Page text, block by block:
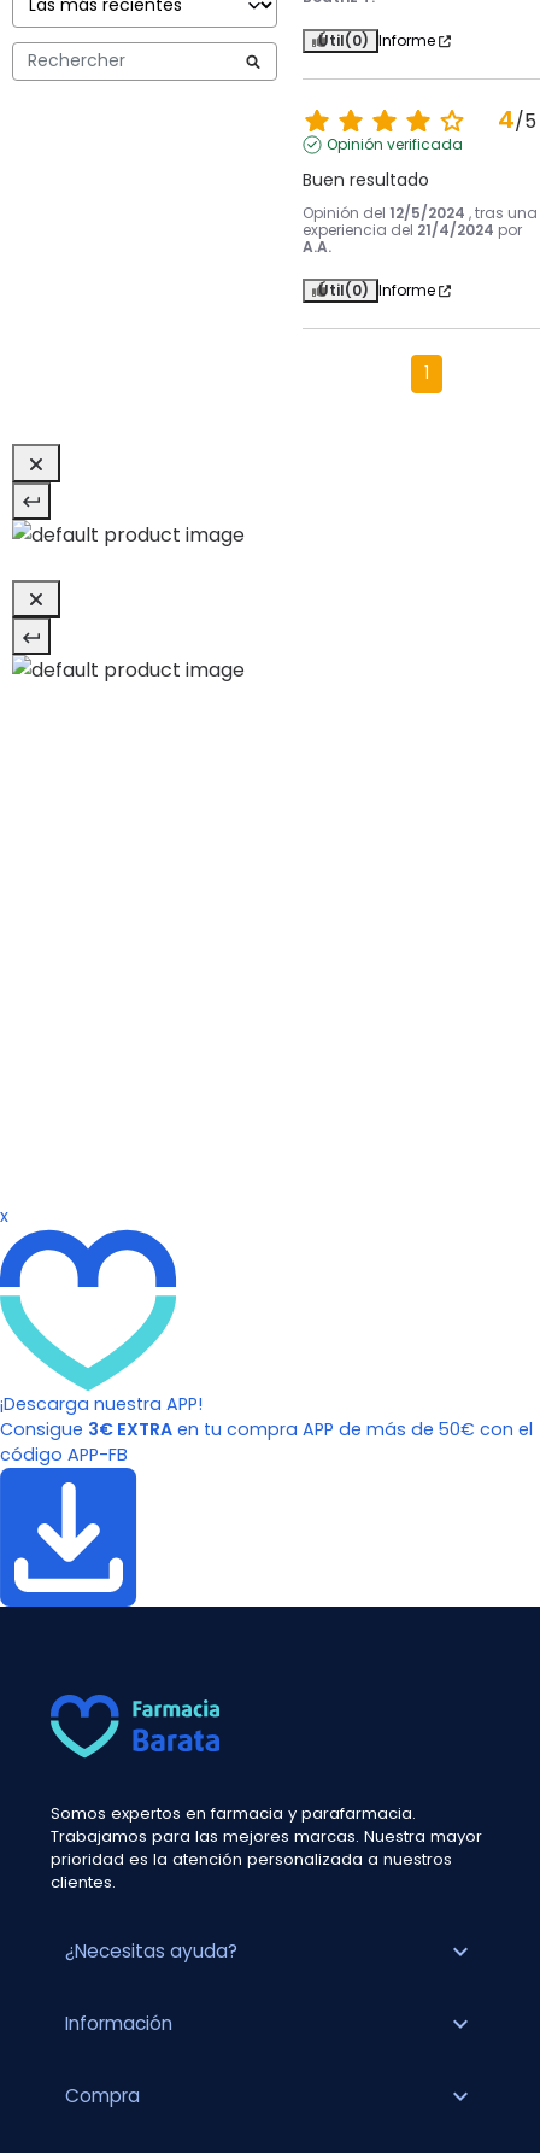
Útil(0) Informe
4/5
Opinión verificada
Buen resultado
Opinión del 12/5/2024 , tras una
experiencia del 21/4/2024 por
A.A.
Útil(0) Informe
1
x
¡Descarga nuestra APP!
Consigue 3€ EXTRA en tu compra APP de más de 50€ con el
código APP-FB
Somos expertos en farmacia y parafarmacia.
Trabajamos para las mejores marcas. Nuestra mayor
prioridad es la atención personalizada a nuestros
clientes.
¿Necesitas ayuda? expand_more
Información expand_more
Compra expand_more